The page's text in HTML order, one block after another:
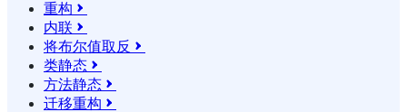
重构 
内联 
将布尔值取反 
类静态 
方法静态 
迁移重构 